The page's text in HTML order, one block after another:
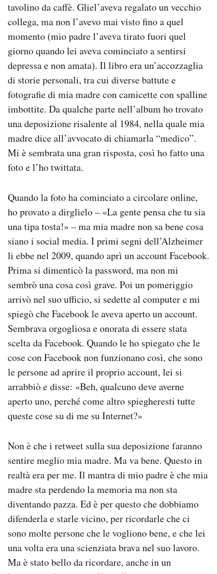
tavolino da caffè. Gliel’aveva regalato un vecchio
collega, ma non l’avevo mai visto fino a quel
momento (mio padre l’aveva tirato fuori quel
giorno quando lei aveva cominciato a sentirsi
depressa e non amata). Il libro era un’accozzaglia
di storie personali, tra cui diverse battute e
fotografie di mia madre con camicette con spalline
imbottite. Da qualche parte nell’album ho trovato
una deposizione risalente al 1984, nella quale mia
madre dice all’avvocato di chiamarla “medico”.
Mi è sembrata una gran risposta, così ho fatto una
foto e l’ho twittata.
Quando la foto ha cominciato a circolare online,
ho provato a dirglielo – «La gente pensa che tu sia
una tipa tosta!» – ma mia madre non sa bene cosa
siano i social media. I primi segni dell’Alzheimer
li ebbe nel 2009, quando aprì un account Facebook.
Prima si dimenticò la password, ma non mi
sembrò una cosa così grave. Poi un pomeriggio
arrivò nel suo ufficio, si sedette al computer e mi
spiegò che Facebook le aveva aperto un account.
Sembrava orgogliosa e onorata di essere stata
scelta da Facebook. Quando le ho spiegato che le
cose con Facebook non funzionano così, che sono
le persone ad aprire il proprio account, lei si
arrabbiò e disse: «Beh, qualcuno deve averne
aperto uno, perché come altro spiegheresti tutte
queste cose su di me su Internet?»
Non è che i retweet sulla sua deposizione faranno
sentire meglio mia madre. Ma va bene. Questo in
realtà era per me. Il mantra di mio padre è che mia
madre sta perdendo la memoria ma non sta
diventando pazza. Ed è per questo che dobbiamo
difenderla e starle vicino, per ricordarle che ci
sono molte persone che le vogliono bene, e che lei
una volta era una scienziata brava nel suo lavoro.
Ma è stato bello da ricordare, anche in un